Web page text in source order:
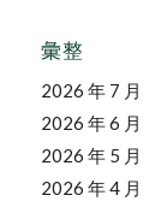
彙整
2026 年 7 月
2026 年 6 月
2026 年 5 月
2026 年 4 月